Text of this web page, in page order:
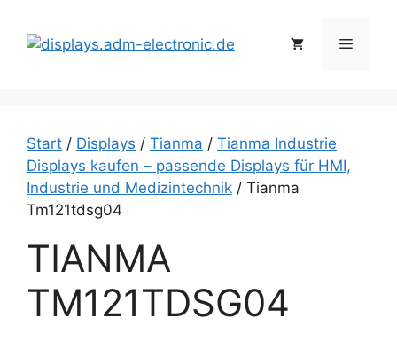
Inhalt
springen
Menü
Start / Displays / Tianma / Tianma Industrie
Displays kaufen – passende Displays für HMI,
Industrie und Medizintechnik / Tianma
Tm121tdsg04
TIANMA
TM121TDSG04